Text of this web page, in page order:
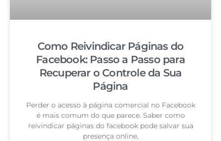
Como Reivindicar Páginas do
Facebook: Passo a Passo para
Recuperar o Controle da Sua
Página
Perder o acesso à página comercial no Facebook
é mais comum do que parece. Saber como
reivindicar páginas do facebook pode salvar sua
presença online,